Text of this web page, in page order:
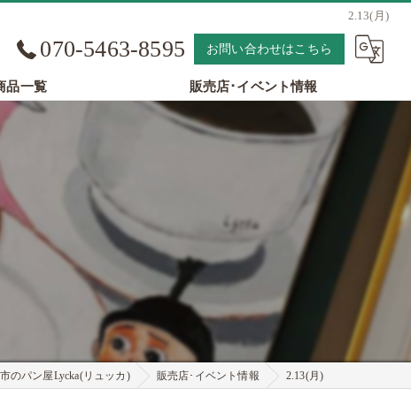
2.13(月)
070-5463-8595 お問い合わせはこちら
品一覧 販売店･イベント情報
のパン屋Lycka(リュッカ) 販売店･イベント情報 2.13(月)